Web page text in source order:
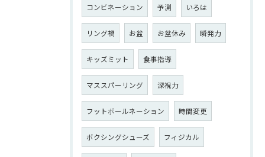
コンビネーション 予測 いろは
リング禍 お盆 お盆休み 瞬発力
キッズミット 食事指導
マススパーリング 深視力
フットボールネーション 時間変更
ボクシングシューズ フィジカル